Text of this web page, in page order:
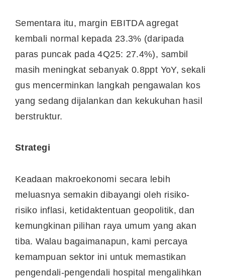
Sementara itu, margin EBITDA agregat
kembali normal kepada 23.3% (daripada
paras puncak pada 4Q25: 27.4%), sambil
masih meningkat sebanyak 0.8ppt YoY, sekali
gus mencerminkan langkah pengawalan kos
yang sedang dijalankan dan kekukuhan hasil
berstruktur.
Strategi
Keadaan makroekonomi secara lebih
meluasnya semakin dibayangi oleh risiko-
risiko inflasi, ketidaktentuan geopolitik, dan
kemungkinan pilihan raya umum yang akan
tiba. Walau bagaimanapun, kami percaya
kemampuan sektor ini untuk memastikan
pengendali-pengendali hospital mengalihkan